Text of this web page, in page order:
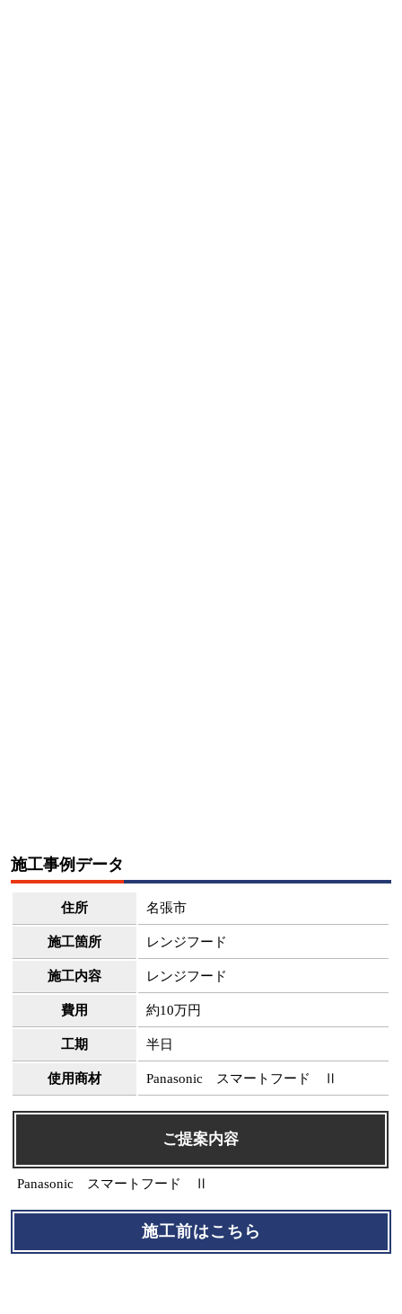
施工事例データ
住所 名張市
施工箇所 レンジフード
施工内容 レンジフード
費用 約10万円
工期 半日
使用商材 Panasonic スマートフード Ⅱ
ご提案内容
Panasonic スマートフード Ⅱ
施工前はこちら